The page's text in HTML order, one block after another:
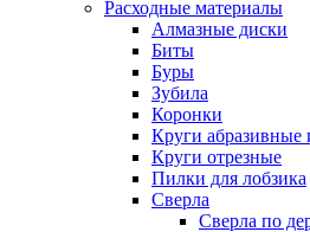
Расходные материалы
Алмазные диски
Биты
Буры
Зубила
Коронки
Круги
Круги отрезные
Пилки для лобзика
Сверла
Сверла по